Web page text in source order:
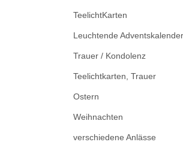
TeelichtKarten
Leuchtende Adventskalender
Trauer / Kondolenz
Teelichtkarten, Trauer
Ostern
Weihnachten
verschiedene Anlässe